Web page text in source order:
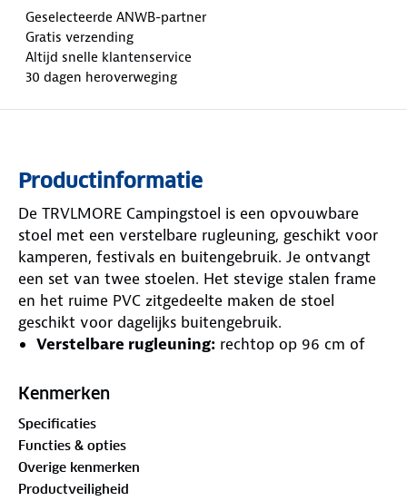
Geselecteerde ANWB-partner
Gratis verzending
Altijd snelle klantenservice
30 dagen heroverweging
Productinformatie
De TRVLMORE Campingstoel is een opvouwbare
stoel met een verstelbare rugleuning, geschikt voor
kamperen, festivals en buitengebruik. Je ontvangt
een set van twee stoelen. Het stevige stalen frame
en het ruime PVC zitgedeelte maken de stoel
geschikt voor dagelijks buitengebruik.
Verstelbare rugleuning: rechtop op 96 cm of
Stalen frame Ø17 mm:
Ruim zitoppervlak:
300D PVC
Compact:ingeklapt 100 x 20 x 16 cm, gewicht 3,9
kg per stoel
Kenmerken
Specificaties
Functies & opties
Overige kenmerken
Productveiligheid